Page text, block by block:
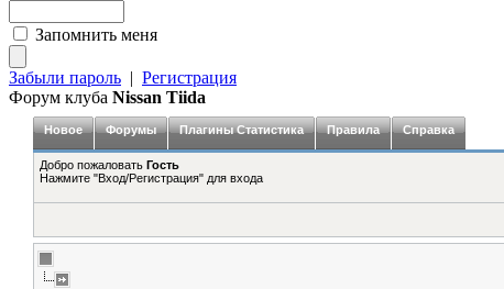
Запомнить меня
Забыли пароль | Регистрация
Форум клуба Nissan Tiida
Новое Форумы Плагины Статистика Правила Справка
Добро пожаловать Гость
Нажмите "Вход/Регистрация" для входа